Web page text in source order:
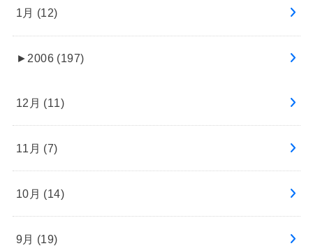
1月 (12)
► 2006 (197)
12月 (11)
11月 (7)
10月 (14)
9月 (19)